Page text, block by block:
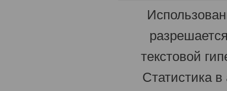
текстовой
Статистика